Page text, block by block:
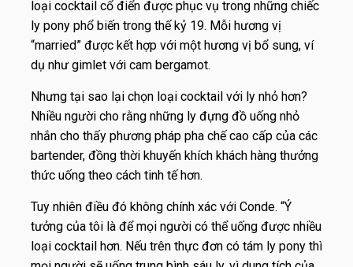
loại cocktail cổ điển được phục vụ trong những chiếc
ly pony phổ biến trong thế kỷ 19. Mỗi hương vị
“married” được kết hợp với một hương vị bổ sung, ví
dụ như gimlet với cam bergamot.
Nhưng tại sao lại chọn loại cocktail với ly nhỏ hơn?
Nhiều người cho rằng những ly đựng đồ uống nhỏ
nhắn cho thấy phương pháp pha chế cao cấp của các
bartender, đồng thời khuyến khích khách hàng thưởng
thức uống theo cách tinh tế hơn.
Tuy nhiên điều đó không chính xác với Conde. “Ý
tưởng của tôi là để mọi người có thể uống được nhiều
loại cocktail hơn. Nếu trên thực đơn có tám ly pony thì